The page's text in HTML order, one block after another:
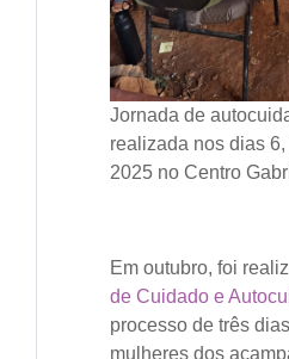
Jornada de
realizada nos dias
2025 no Centro
Em outubro, foi
de Cuidado e
processo de três
mulheres dos